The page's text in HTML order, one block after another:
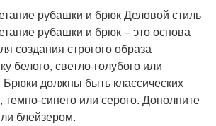
рубашки и брюк Деловой стиль
рубашки и брюк – это основа
создания строгого образа
белого, светло-голубого или
Брюки должны быть классических
темно-синего или серого. Дополните
блейзером.